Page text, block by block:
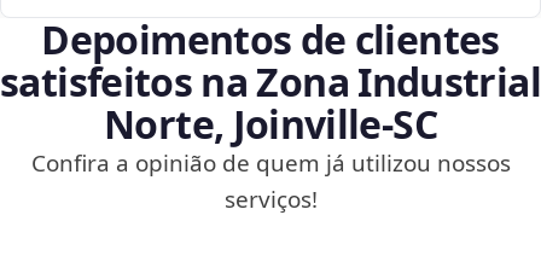
Depoimentos de clientes
satisfeitos na Zona Industrial
Norte, Joinville‑SC
Confira a opinião de quem já utilizou nossos
serviços!